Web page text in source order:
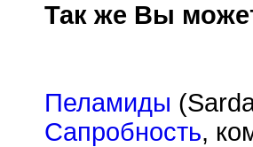
Так же Вы
Пеламиды
Сапробность,